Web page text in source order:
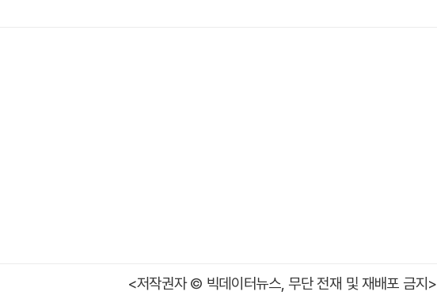
<저작권자 © 빅데이터뉴스, 무단 전재 및 재배포 금지>